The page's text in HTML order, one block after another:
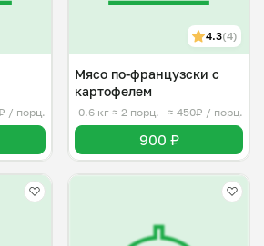
/ порц.
4.3(4)
Мясо по-французски с
картофелем
0.6 кг ≈ 2 порц. ≈ 450₽ / порц.
900 ₽